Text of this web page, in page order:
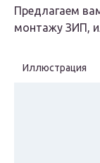
Предлагаем
монтажу ЗИП,
Иллюстрация